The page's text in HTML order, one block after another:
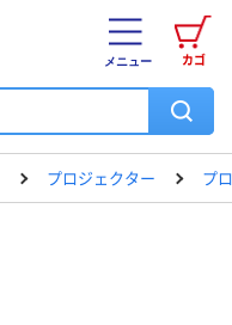
カゴ
メニュー
プロジェクター プ